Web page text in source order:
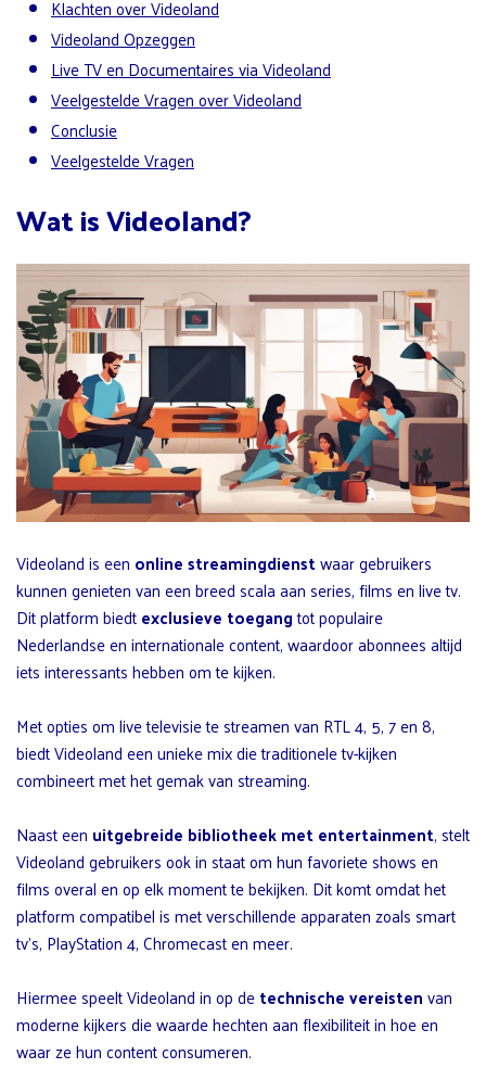
Klachten over Videoland
Videoland Opzeggen
Live TV en Documentaires via Videoland
Veelgestelde Vragen over Videoland
Conclusie
Veelgestelde Vragen
Wat is Videoland?
Videoland is een online streamingdienstwaar gebruikers
kunnen genieten van een breed scala aan series, films en live tv.
Dit platform biedtexclusieve toegangtot populaire
Nederlandse en internationale content, waardoor abonnees altijd
iets interessants hebben om te kijken.
Met opties om live televisie te streamen van RTL 4, 5, 7 en 8,
biedt Videoland een unieke mix die traditionele tv-kijken
combineert met het gemak van streaming.
Naast een uitgebreide bibliotheek met entertainment, stelt
Videoland gebruikers ook in staat om hun favoriete shows en
films overal en op elk moment te bekijken. Dit komt omdat het
platform compatibel is met verschillende apparaten zoals smart
tv’s, PlayStation 4, Chromecast en meer.
Hiermee speelt Videoland in op detechnische vereistenvan
moderne kijkers die waarde hechten aan flexibiliteit in hoe en
waar ze hun content consumeren.